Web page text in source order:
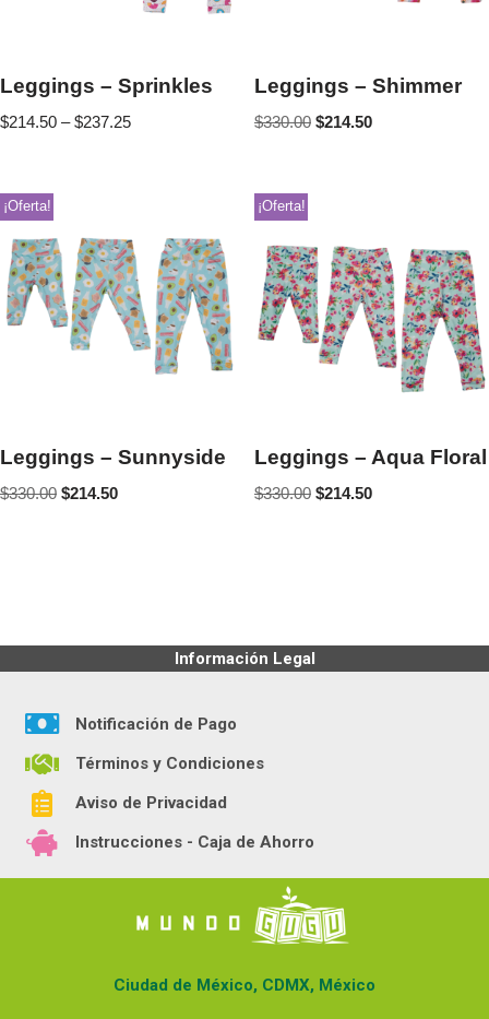
Leggings – Sprinkles
$214.50 – $237.25
Leggings – Shimmer
$330.00 $214.50
¡Oferta!
Leggings – Sunnyside
$330.00 $214.50
¡Oferta!
Leggings – Aqua Floral
$330.00 $214.50
Información Legal
Notificación de Pago
Términos y Condiciones
Aviso de Privacidad
Instrucciones - Caja de Ahorro
Ciudad de México, CDMX, México